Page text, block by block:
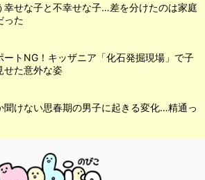
幸せな子と不幸せな子…差を分けたのは家庭
った
ートNG！キッザニア「化石発掘現場」で子
せた意外な姿
聞けない思春期の男子に起きる変化…精通っ